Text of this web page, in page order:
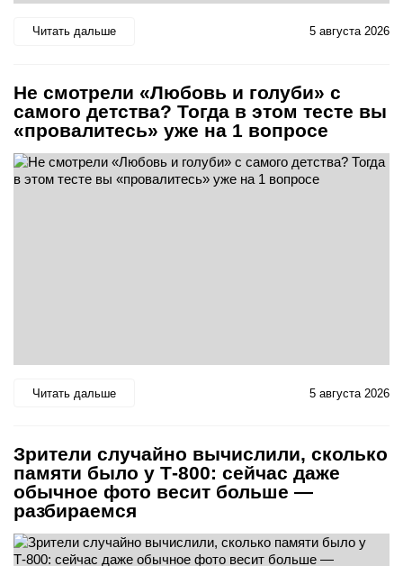
Читать дальше 5 августа 2026
Не смотрели «Любовь и голуби» с
самого детства? Тогда в этом тесте вы
«провалитесь» уже на 1 вопросе
Читать дальше 5 августа 2026
Зрители случайно вычислили, сколько
памяти было у Т-800: сейчас даже
обычное фото весит больше —
разбираемся